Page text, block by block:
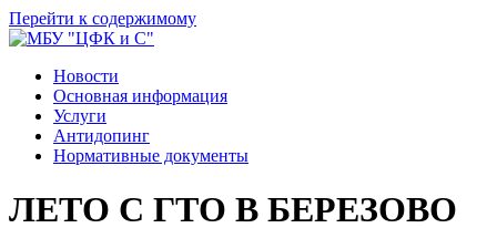
Перейти к содержимому
Новости
Основная информация
Услуги
Антидопинг
Нормативные документы
ЛЕТО С ГТО В БЕРЕЗОВО